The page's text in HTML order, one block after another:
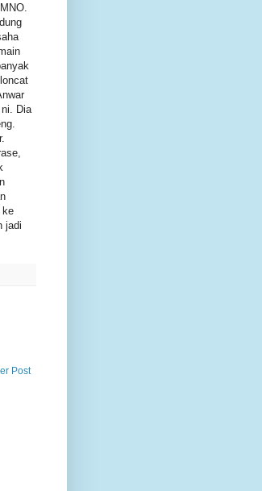
Dia
ke
jadi
Post